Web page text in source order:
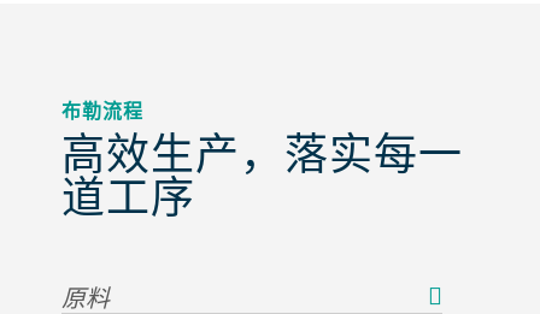
布勒流程
高效生产，落实每一
道工序
原料